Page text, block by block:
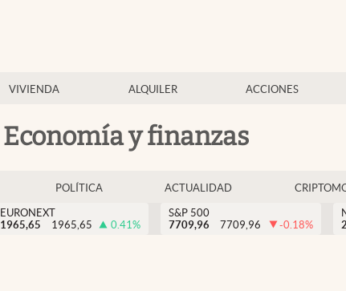
VIVIENDA ALQUILER ACCIONES
Economía y finanzas
POLÍTICA ACTUALIDAD
EURONEXT
1965,65
1965,65 0.41%
S&P 500
7709,96
7709,96 -0.18%